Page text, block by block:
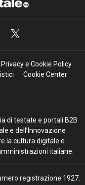
Privacy e Cookie Policy
Cookie Center
di testate e portali B2B
e dell’Innovazione
la cultura digitale e
italiane.
registrazione 1927.